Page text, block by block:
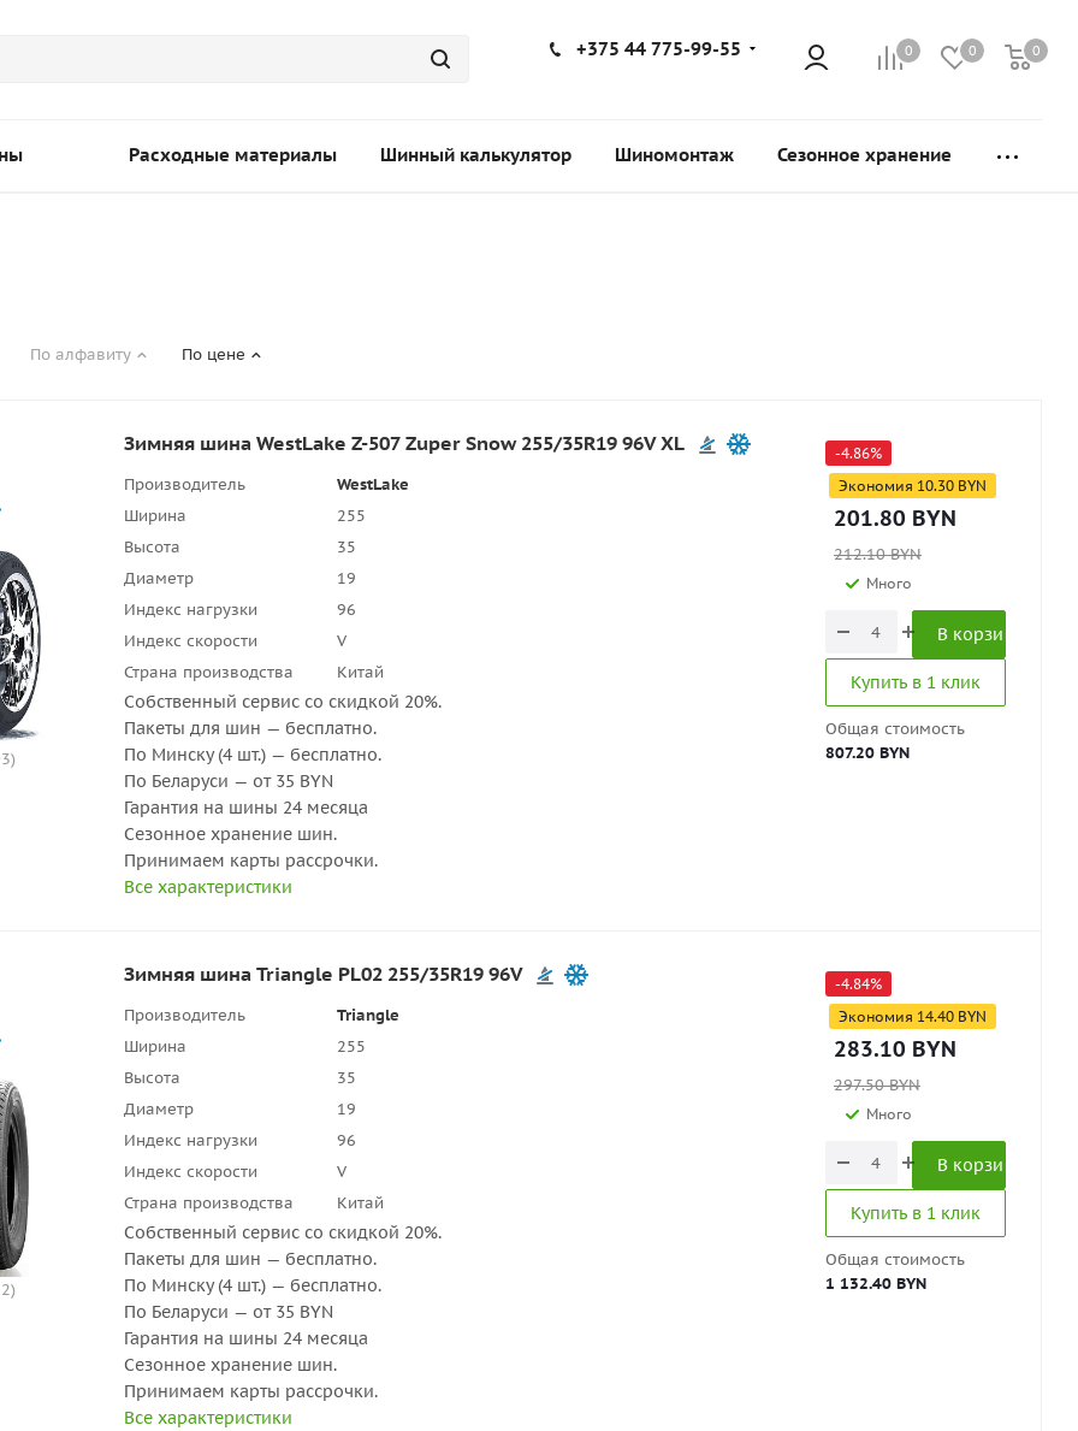
0 0 0
+375 44 775-99-55
Расходные материалы Шинный калькулятор Шиномонтаж Сезонное хранение
По алфавиту По цене
Зимняя шина WestLake Z-507 Zuper Snow 255/35R19 96V XL
Производитель
WestLake
Ширина
255
Высота
35
Диаметр
19
Индекс нагрузки
96
Индекс скорости
V
Страна производства
Китай
Собственный сервис со скидкой 20%.
Пакеты для шин — бесплатно.
По Минску (4 шт.) — бесплатно.
По Беларуси — от 35 BYN
Гарантия на шины 24 месяца
Сезонное хранение шин.
Принимаем карты рассрочки.
Все характеристики
-4.86%
Экономия 10.30 BYN
201.80 BYN
212.10BYN
Много
В корзину
Купить в 1 клик
Общая стоимость
807.20 BYN
Зимняя шина Triangle PL02 255/35R19 96V
Производитель
Triangle
Ширина
255
Высота
35
Диаметр
19
Индекс нагрузки
96
Индекс скорости
V
Страна производства
Китай
Собственный сервис со скидкой 20%.
Пакеты для шин — бесплатно.
По Минску (4 шт.) — бесплатно.
По Беларуси — от 35 BYN
Гарантия на шины 24 месяца
Сезонное хранение шин.
Принимаем карты рассрочки.
Все характеристики
-4.84%
Экономия 14.40 BYN
283.10 BYN
297.50BYN
Много
В корзину
Купить в 1 клик
Общая стоимость
1 132.40 BYN